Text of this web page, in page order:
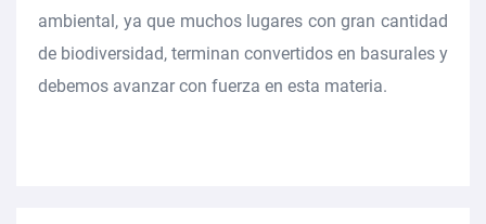
ambiental, ya que muchos lugares con gran cantidad
de biodiversidad, terminan convertidos en basurales y
debemos avanzar con fuerza en esta materia.